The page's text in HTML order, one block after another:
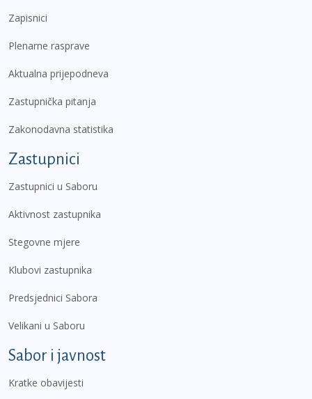
Zapisnici
Plenarne rasprave
Aktualna prijepodneva
Zastupnička pitanja
Zakonodavna statistika
Zastupnici
Zastupnici u Saboru
Aktivnost zastupnika
Stegovne mjere
Klubovi zastupnika
Predsjednici Sabora
Velikani u Saboru
Sabor i javnost
Kratke obavijesti